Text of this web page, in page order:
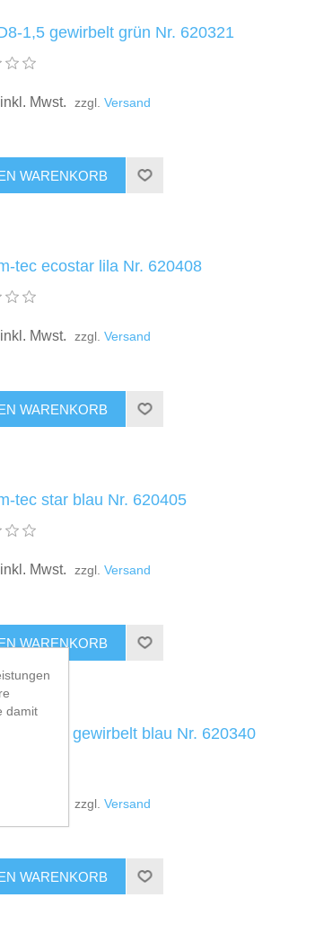
1,5 gewirbelt grün Nr. 620321
Mwst. zzgl. Versand
tec ecostar lila Nr. 620408
Mwst. zzgl. Versand
tec star blau Nr. 620405
Mwst. zzgl. Versand
tec star gewirbelt blau Nr. 620340
Mwst. zzgl. Versand
damit